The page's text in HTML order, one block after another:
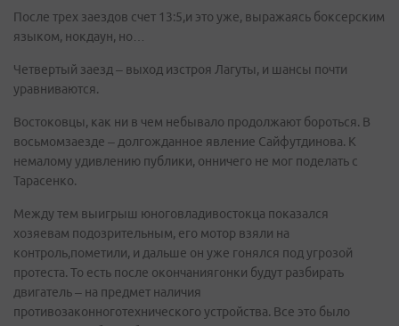
После трех заездов счет 13:5,и это уже, выражаясь боксерским
языком, нокдаун, но…
Четвертый заезд – выход изстроя Лагуты, и шансы почти
уравниваются.
Востоковцы, как ни в чем небывало продолжают бороться. В
восьмомзаезде – долгожданное явление Сайфутдинова. К
немалому удивлению публики, онничего не мог поделать с
Тарасенко.
Между тем выигрыш юноговладивостокца показался
хозяевам подозрительным, его мотор взяли на
контроль,пометили, и дальше он уже гонялся под угрозой
протеста. То есть после окончаниягонки будут разбирать
двигатель – на предмет наличия
противозаконноготехнического устройства. Все это было